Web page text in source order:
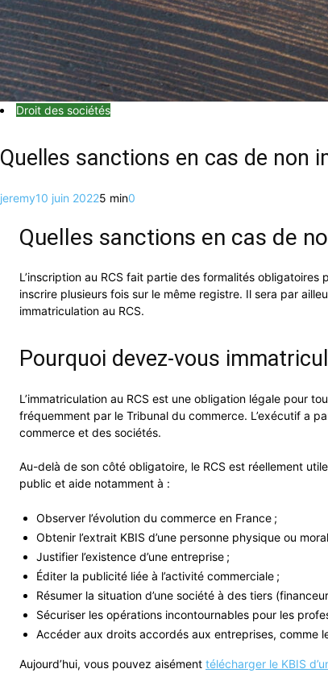
Droit des sociétés
Quelles sanctions en cas de non
jeremy10 juin 20225 min0
Quelles sanctions en cas de
L’inscription au RCS fait partie des formalités
inscrire plusieurs fois sur le même registre. Il sera par
immatriculation au RCS.
Pourquoi devez-vous
L’immatriculation au RCS est une obligation légale pour
fréquemment par le Tribunal du commerce. L’exécutif a
commerce et des sociétés.
Au-delà de son côté obligatoire, le RCS est réellement
public et aide notamment à :
Observer l’évolution du commerce en France ;
Obtenir l’extrait KBIS d’une personne physique ou
Justifier l’existence d’une entreprise ;
Éditer la publicité liée à l’activité commerciale ;
Résumer la situation d’une société à des tiers
Sécuriser les opérations incontournables pour les
Accéder aux droits accordés aux entreprises, comme
Aujourd’hui, vous pouvez aisément télécharger le KBIS